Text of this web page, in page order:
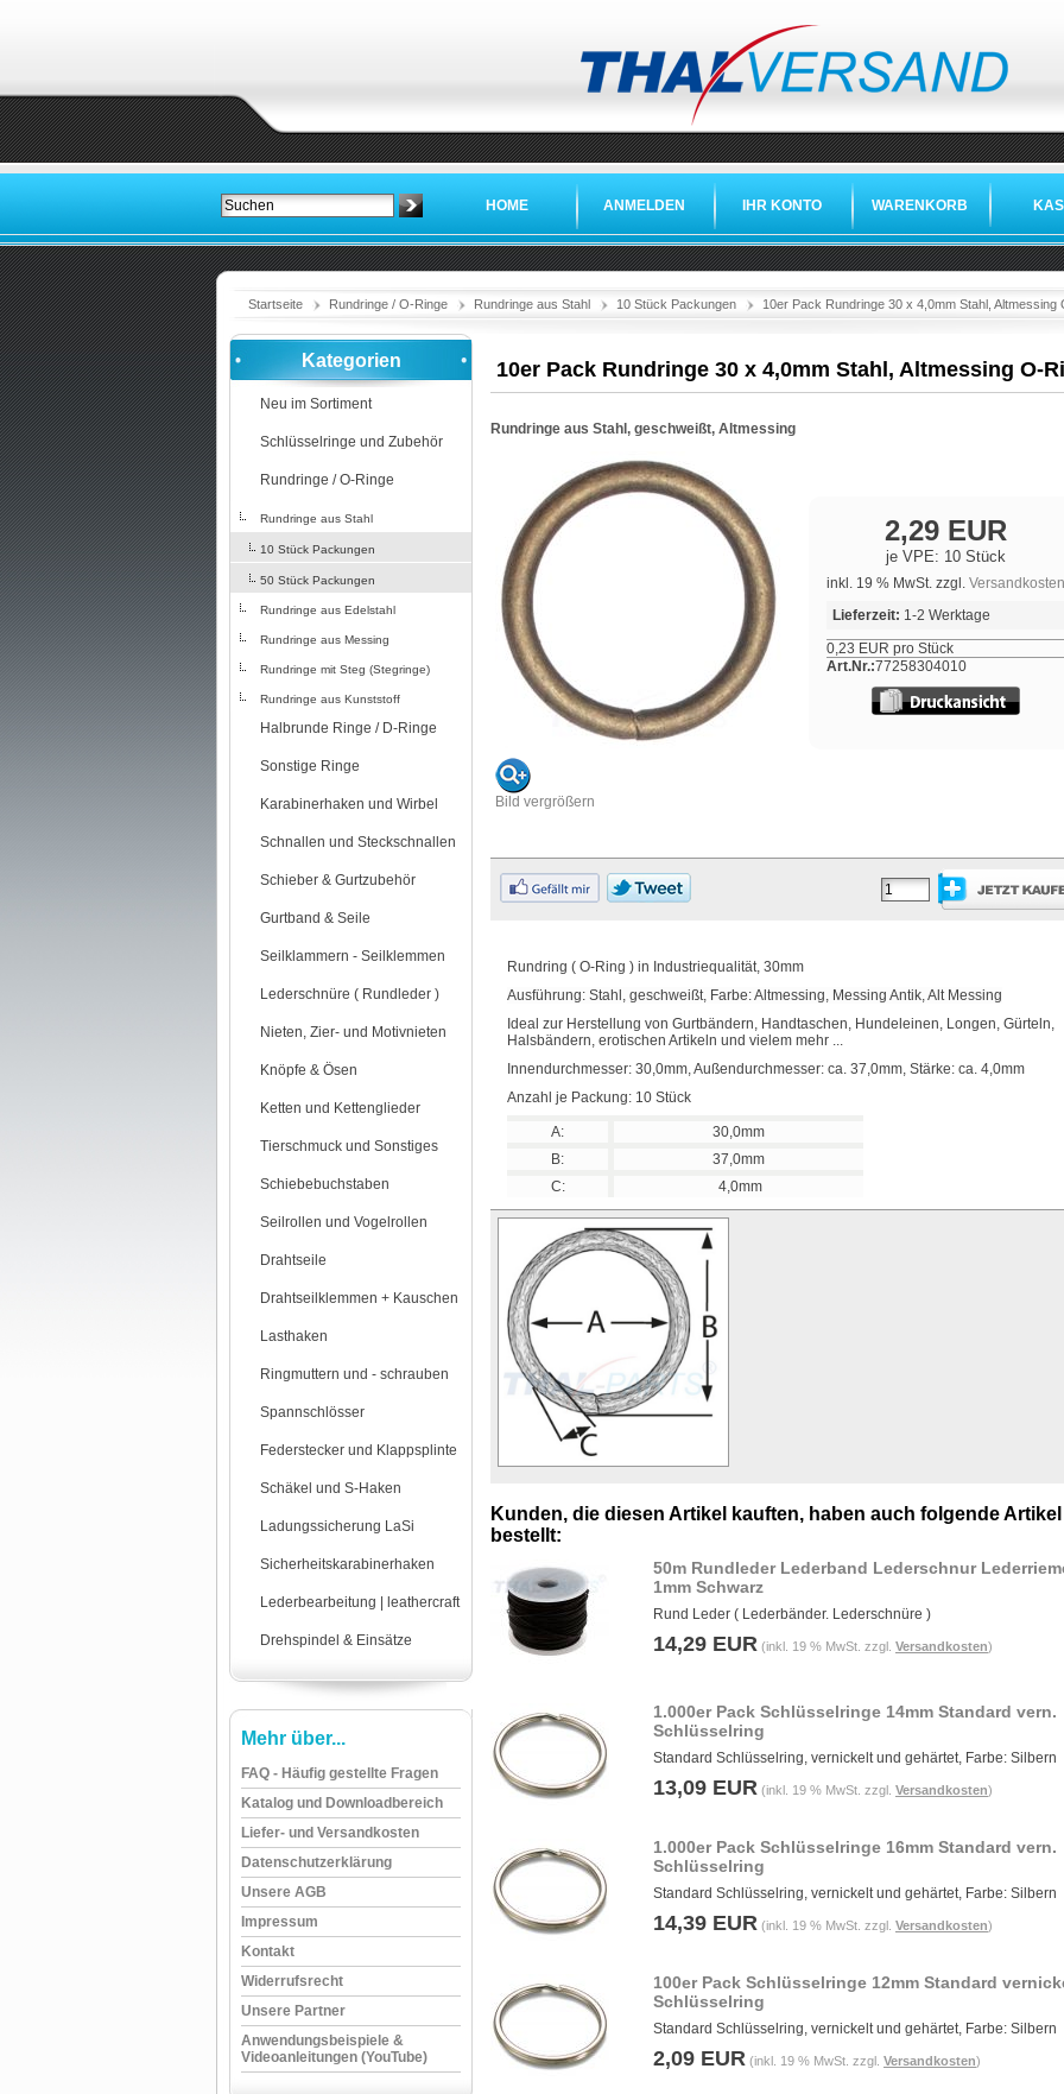
HOME ANMELDEN IHR KONTO WARENKORB
Startseite Rundringe / O-Ringe Rundringe aus Stahl 10 Stück Packungen 10er Pack Rundringe 30 x 4,0mm Stahl, Altmessing
Kategorien
Neu im Sortiment
Schlüsselringe und Zubehör
Rundringe / O-Ringe
Rundringe aus Stahl
10 Stück Packungen
50 Stück Packungen
Rundringe aus Edelstahl
Rundringe aus Messing
Rundringe mit Steg (Stegringe)
Rundringe aus Kunststoff
Halbrunde Ringe / D-Ringe
Sonstige Ringe
Karabinerhaken und Wirbel
Schnallen und Steckschnallen
Schieber & Gurtzubehör
Gurtband & Seile
Seilklammern - Seilklemmen
Lederschnüre ( Rundleder )
Nieten, Zier- und Motivnieten
Knöpfe & Ösen
Ketten und Kettenglieder
Tierschmuck und Sonstiges
Schiebebuchstaben
Seilrollen und Vogelrollen
Drahtseile
Drahtseilklemmen + Kauschen
Lasthaken
Ringmuttern und - schrauben
Spannschlösser
Federstecker und Klappsplinte
Schäkel und S-Haken
Ladungssicherung LaSi
Sicherheitskarabinerhaken
Lederbearbeitung | leathercraft
Drehspindel & Einsätze
Mehr über...
FAQ - Häufig gestellte Fragen
Katalog und Downloadbereich
Liefer- und Versandkosten
Datenschutzerklärung
Unsere AGB
Impressum
Kontakt
Widerrufsrecht
Unsere Partner
Anwendungsbeispiele &
Videoanleitungen (YouTube)
10er Pack Rundringe 30 x 4,0mm Stahl, Altmessing O-
Rundringe aus Stahl, geschweißt, Altmessing
Bild vergrößern
2,29 EUR
je VPE: 10 Stück
inkl. 19 % MwSt. zzgl. Versandkosten
Lieferzeit: 1-2 Werktage
0,23 EUR pro Stück
Art.Nr.:77258304010
Rundring ( O-Ring ) in Industriequalität, 30mm
Ausführung: Stahl, geschweißt, Farbe: Altmessing, Messing Antik, Alt Messing
Ideal zur Herstellung von Gurtbändern, Handtaschen, Hundeleinen, Longen, Gürteln,
Halsbändern, erotischen Artikeln und vielem mehr ...
Innendurchmesser: 30,0mm, Außendurchmesser: ca. 37,0mm, Stärke: ca. 4,0mm
Anzahl je Packung: 10 Stück
A:
30,0mm
B:
37,0mm
C:
4,0mm
Kunden, die diesen Artikel kauften, haben auch folgende Artikel
bestellt:
50m Rundleder Lederband Lederschnur
1mm Schwarz
Rund Leder ( Lederbänder. Lederschnüre )
14,29 EUR (inkl. 19 % MwSt. zzgl. Versandkosten)
1.000er Pack Schlüsselringe 14mm Standard vern.
Schlüsselring
Standard Schlüsselring, vernickelt und gehärtet, Farbe: Silbern
13,09 EUR (inkl. 19 % MwSt. zzgl. Versandkosten)
1.000er Pack Schlüsselringe 16mm Standard vern.
Schlüsselring
Standard Schlüsselring, vernickelt und gehärtet, Farbe: Silbern
14,39 EUR (inkl. 19 % MwSt. zzgl. Versandkosten)
100er Pack Schlüsselringe 12mm Standard
Schlüsselring
Standard Schlüsselring, vernickelt und gehärtet, Farbe: Silbern
2,09 EUR (inkl. 19 % MwSt. zzgl. Versandkosten)